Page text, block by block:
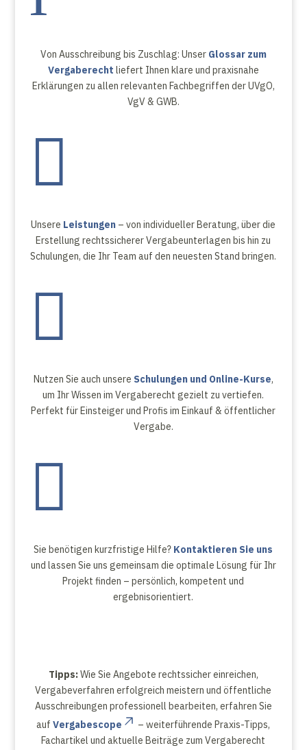
Von Ausschreibung bis Zuschlag: Unser Glossar zum
Vergaberecht liefert Ihnen klare und praxisnahe
Erklärungen zu allen relevanten Fachbegriffen der UVgO,
VgV & GWB.

Unsere Leistungen – von individueller Beratung, über die
Erstellung rechtssicherer Vergabeunterlagen bis hin zu
Schulungen, die Ihr Team auf den neuesten Stand bringen.

Nutzen Sie auch unsere Schulungen und Online-Kurse,
um Ihr Wissen im Vergaberecht gezielt zu vertiefen.
Perfekt für Einsteiger und Profis im Einkauf & öffentlicher
Vergabe.

Sie benötigen kurzfristige Hilfe? Kontaktieren Sie uns
und lassen Sie uns gemeinsam die optimale Lösung für Ihr
Projekt finden – persönlich, kompetent und
ergebnisorientiert.
Tipps:Wie Sie Angebote rechtssicher einreichen,
Vergabeverfahren erfolgreich meistern und öffentliche
Ausschreibungen professionell bearbeiten, erfahren Sie
aufVergabescope
– weiterführende Praxis-Tipps,
Fachartikel und aktuelle Beiträge zum Vergaberecht